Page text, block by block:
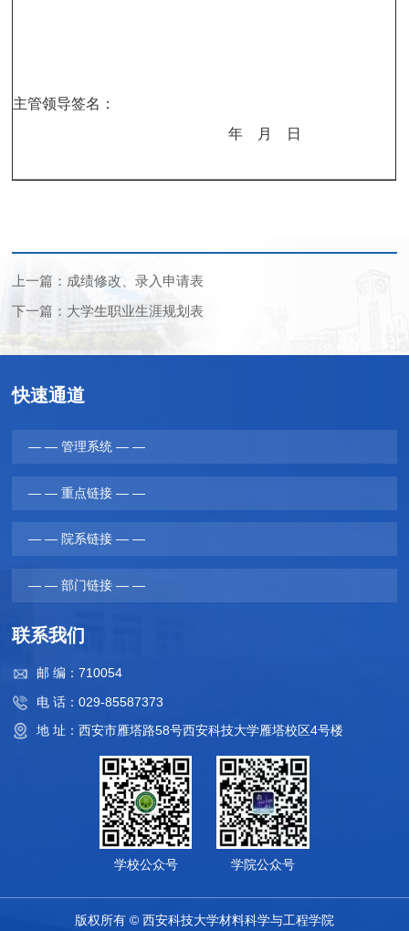
主管领导签名：
年
月 日
上一篇：成绩修改、录入申请表
下一篇：大学生职业生涯规划表
快速通道
— — 管理系统 — —
— — 重点链接 — —
— — 院系链接 — —
— — 部门链接 — —
联系我们
邮 编：710054
电 话：029-85587373
地 址：西安市雁塔路58号西安科技大学雁塔校区4号楼
学校公众号 学院公众号
版权所有 © 西安科技大学材料科学与工程学院